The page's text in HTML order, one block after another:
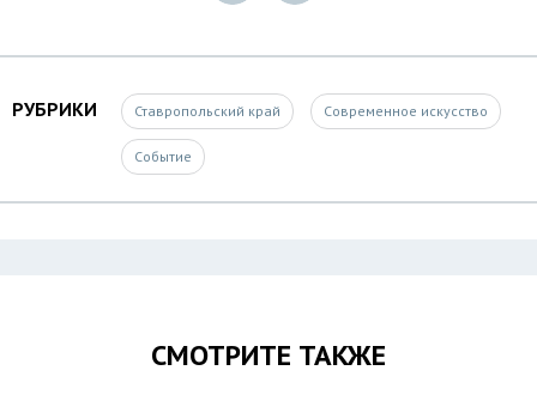
РУБРИКИ Ставропольский край Современное искусство
Событие
СМОТРИТЕ ТАКЖЕ